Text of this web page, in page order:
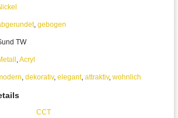
, gebogen
TW
,Acryl
, dekorativ, elegant, attraktiv, wohnlich
CCT